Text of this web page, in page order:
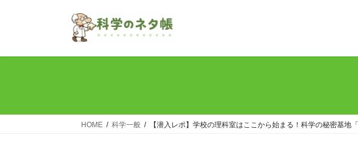
HOME 科学一般 【潜入レポ】学校の理科室はここから始まる！科学の秘密基地